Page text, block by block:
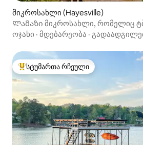
მიკროსახლი (Hayesville)
Ლამაზი მიკროსახლი, რომელიც
მდებარეობს.
ოჯახი · მდებარეობა ·
სტუმართა რჩეული მოწინავე ვარიანტი
სტუმართა რჩეული